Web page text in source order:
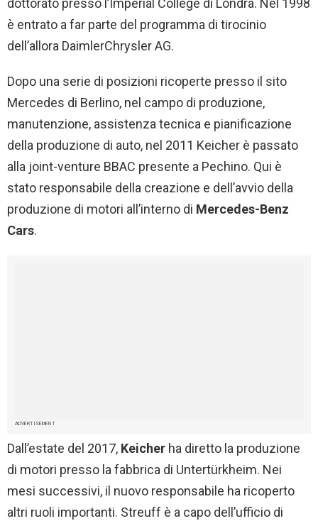
dottorato presso l’Imperial College di Londra. Nel 1998
è entrato a far parte del programma di tirocinio
dell’allora DaimlerChrysler AG.
Dopo una serie di posizioni ricoperte presso il sito
Mercedes di Berlino, nel campo di produzione,
manutenzione, assistenza tecnica e pianificazione
della produzione di auto, nel 2011 Keicher è passato
alla joint-venture BBAC presente a Pechino. Qui è
stato responsabile della creazione e dell’avvio della
produzione di motori all’interno di Mercedes-Benz
Cars.
ADVERTISEMENT
Dall’estate del 2017, Keicher ha diretto la produzione
di motori presso la fabbrica di Untertürkheim. Nei
mesi successivi, il nuovo responsabile ha ricoperto
altri ruoli importanti. Streuff è a capo dell’ufficio di